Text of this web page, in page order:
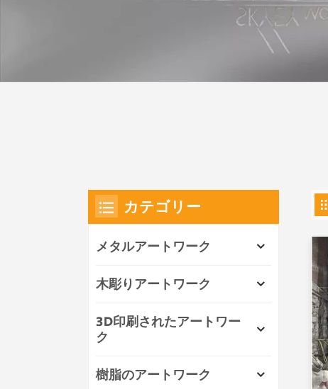
カテゴリー
メタルアートワーク
木彫りアートワーク
3D印刷されたアートワー
ク
樹脂のアートワーク